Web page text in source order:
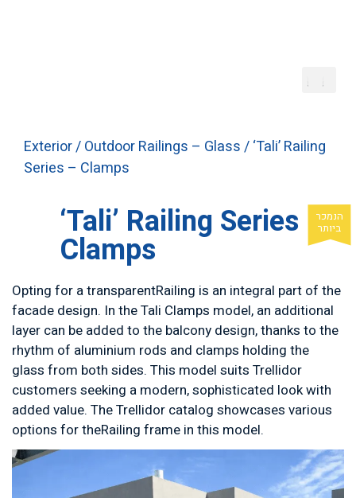
Exterior/Outdoor Railings – Glass/ ‘Tali’ Railing
Series – Clamps
‘Tali’ Railing Series –
Clamps
Opting for a transparentRailing is an integral part of the
facade design. In the Tali Clamps model, an additional
layer can be added to the balcony design, thanks to the
rhythm of aluminium rods and clamps holding the
glass from both sides. This model suits Trellidor
customers seeking a modern, sophisticated look with
added value. The Trellidor catalog showcases various
options for theRailing frame in this model.